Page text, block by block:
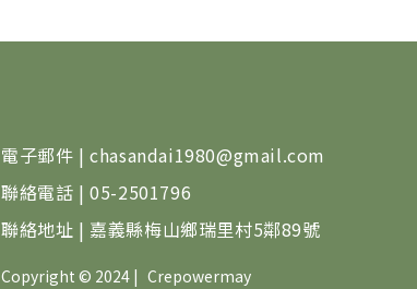
電子郵件 | chasandai1980@gmail.com
聯絡電話 | 05-2501796
聯絡地址 | 嘉義縣梅山鄉瑞里村5鄰89號
Copyright © 2024 | Crepowermay